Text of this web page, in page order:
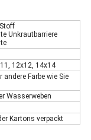
Unkrautbarriere
12x12, 14x14
Farbe wie Sie
Wasserweben
Kartons verpackt